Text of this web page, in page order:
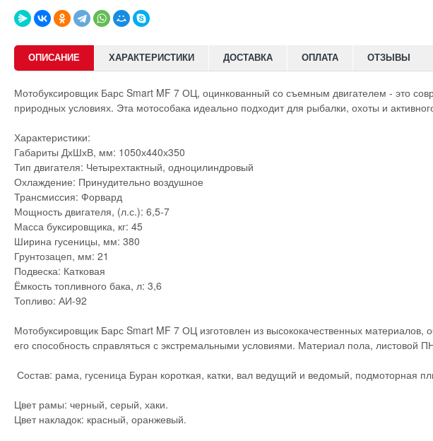
ОПИСАНИЕ ХАРАКТЕРИСТИКИ ДОСТАВКА ОПЛАТА ОТЗЫВЫ
Мотобуксировщик Барс Smart MF 7 ОЦ, оцинкованный со съемным двигателем - это
природных условиях. Эта мотособака идеально подходит для рыбалки, охоты и
Характеристики:
Габариты ДхШхВ, мм: 1050х440х350
Тип двигателя: Четырехтактный, одноцилиндровый
Охлаждение: Принудительно воздушное
Трансмиссия: Форвард
Мощность двигателя, (л.с.): 6,5-7
Масса буксировщика, кг: 45
Ширина гусеницы, мм: 380
Грунтозацеп, мм: 21
Подвеска: Катковая
Ёмкость топливного бака, л: 3,6
Топливо: АИ-92
Мотобуксировщик Барс Smart MF 7 ОЦ изготовлен из высококачественных
его способность справляться с экстремальными условиями. Материал пола,
Состав: рама, гусеница Буран короткая, катки, вал ведущий и ведомый, подмоторная
Цвет рамы: черный, серый, хаки.
Цвет накладок: красный, оранжевый.